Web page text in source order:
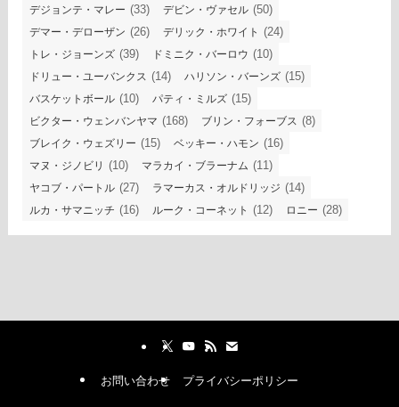
デジョンテ・マレー (33) デビン・ヴァセル (50)
デマー・デローザン (26) デリック・ホワイト (24)
トレ・ジョーンズ (39) ドミニク・バーロウ (10)
ドリュー・ユーバンクス (14) ハリソン・バーンズ (15)
バスケットボール (10) パティ・ミルズ (15)
ビクター・ウェンバンヤマ (168) ブリン・フォーブス (8)
ブレイク・ウェズリー (15) ベッキー・ハモン (16)
マヌ・ジノビリ (10) マラカイ・ブラーナム (11)
ヤコブ・パートル (27) ラマーカス・オルドリッジ (14)
ルカ・サマニッチ (16) ルーク・コーネット (12) ロニー (28)
お問い合わせ プライバシーポリシー